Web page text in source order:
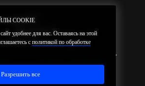
COOKIE
удобнее для вас. Оставаясь на этой
с политикой по обработке
Разрешить все
ИНТЦ долина»
Все права защищены.
обработке персональных данных
COOKIE
удобнее для вас. Оставаясь на этой
с политикой по обработке
Разрешить все